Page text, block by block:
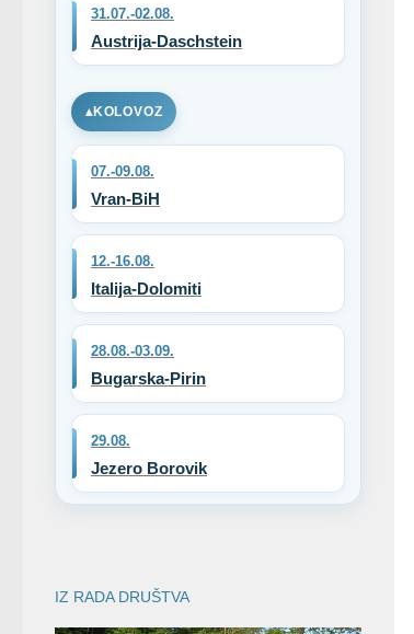
31.07.-02.08.
Austrija-Daschstein
KOLOVOZ
07.-09.08.
Vran-BiH
12.-16.08.
Italija-Dolomiti
28.08.-03.09.
Bugarska-Pirin
29.08.
Jezero Borovik
IZ RADA DRUŠTVA